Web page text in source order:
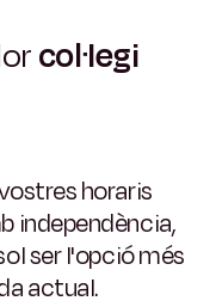
col·legi
horaris
independència,
ser l'opció més
actual.